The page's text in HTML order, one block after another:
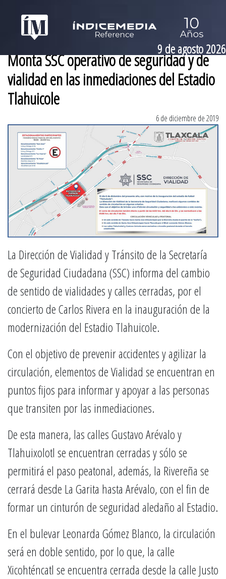
9 de agosto 2026
Monta SSC operativo de seguridad y de
vialidad en las inmediaciones del Estadio
Tlahuicole
6 de diciembre de 2019
La Dirección de Vialidad y Tránsito de la Secretaría
de Seguridad Ciudadana (SSC) informa del cambio
de sentido de vialidades y calles cerradas, por el
concierto de Carlos Rivera en la inauguración de la
modernización del Estadio Tlahuicole.
Con el objetivo de prevenir accidentes y agilizar la
circulación, elementos de Vialidad se encuentran en
puntos fijos para informar y apoyar a las personas
que transiten por las inmediaciones.
De esta manera, las calles Gustavo Arévalo y
Tlahuixolotl se encuentran cerradas y sólo se
permitirá el paso peatonal, además, la Rivereña se
cerrará desde La Garita hasta Arévalo, con el fin de
formar un cinturón de seguridad aledaño al Estadio.
En el bulevar Leonarda Gómez Blanco, la circulación
será en doble sentido, por lo que, la calle
Xicohténcatl se encuentra cerrada desde la calle Justo